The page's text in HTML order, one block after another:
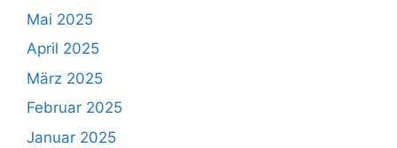
Mai 2025
April 2025
März 2025
Februar 2025
Januar 2025